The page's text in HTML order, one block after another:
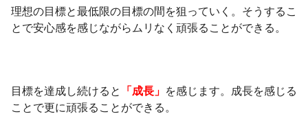
理想の目標と最低限の目標の間を狙っていく。そうするこ
とで安心感を感じながらムリなく頑張ることができる。
目標を達成し続けると 「成長」 を感じます。成長を感じる
ことで更に頑張ることができる。